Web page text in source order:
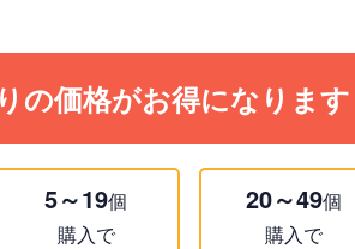
の価格がお得になりま
5～19個
購入で
20～49個
購入で